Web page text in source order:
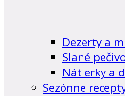
Dezerty a
Slané
Nátierky a
Sezónne